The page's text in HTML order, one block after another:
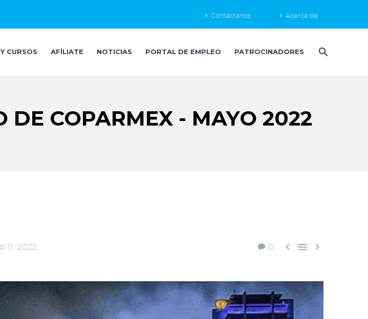
Contáctanos Acerca de
CURSOS AFÍLIATE NOTICIAS PORTAL DE EMPLEO PATROCINADORES
DE COPARMEX - MAYO 2022
0   
11, 2022